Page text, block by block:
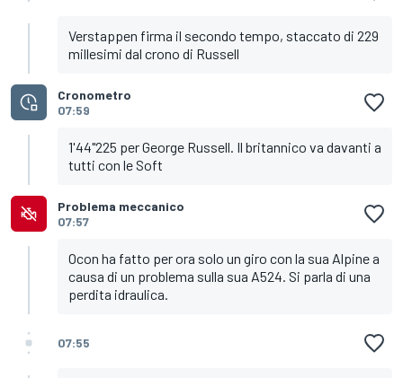
Verstappen firma il secondo tempo, staccato di 229
millesimi dal crono di Russell
Cronometro
07:59
1'44"225 per George Russell. Il britannico va davanti a
tutti con le Soft
Problema meccanico
07:57
Ocon ha fatto per ora solo un giro con la sua Alpine a
causa di un problema sulla sua A524. Si parla di una
perdita idraulica.
07:55